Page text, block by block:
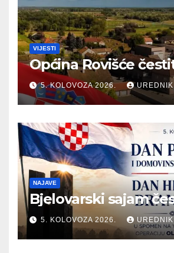
VIJESTI
Općina Rovišće
5. KOLOVOZA 2026. UREDNIK
NAJAVE
Bjelovarski sajam
5. KOLOVOZA 2026. UREDNIK